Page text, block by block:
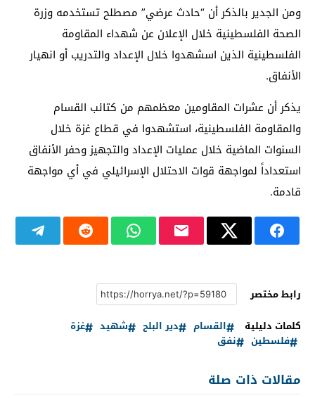
ومن الجدير بالذكر أن “حادث عرضي” مصطلح تستخدمه وزرة
الصحة الفلسطينية خلال الإعلان عن شهداء المقاومة
الفلسطينية الذين اسشهدوا خلال الإعداد والتدريب أو انهيار
الأنفاق.
يذكر أن عشرات المقاومين معظمهم من كتائب القسام
والمقاومة الفلسطينية، استشهدوا في قطاع غزة خلال
السنوات الماضية خلال عمليات الإعداد والتجهيز وحفر الأنفاق
استعداداً لمواجهة قوات الاحتلال الإسرائيلي في أي مواجهة
قادمة.
رابط مختصر
كلمات دليلية
القسام دير البلح شهيد
غزة
فلسطين
نفق
مقالات ذات صلة